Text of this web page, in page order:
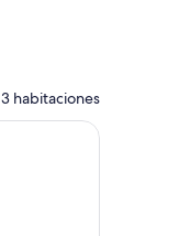
fin de semana
habitaciones